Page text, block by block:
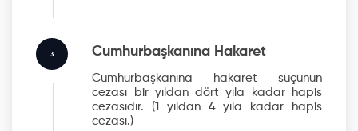
3 Cumhurbaşkanına Hakaret
Cumhurbaşkanına hakaret suçunun
cezası bir yıldan dört yıla kadar hapis
cezasıdır. (1 yıldan 4 yıla kadar hapis
cezası.)